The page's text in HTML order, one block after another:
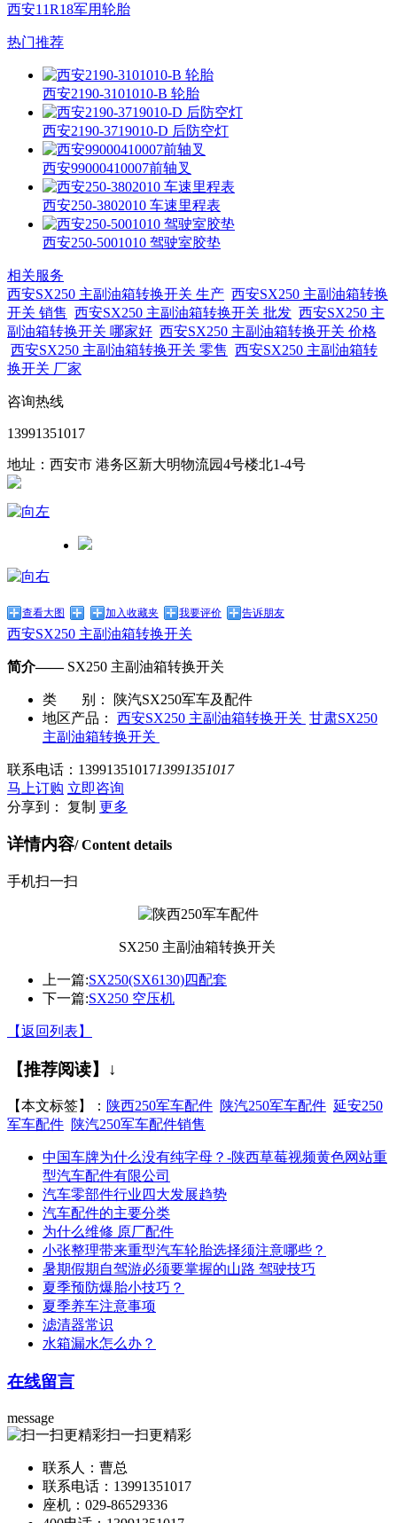
西安11R18军用轮胎
热门推荐
西安2190-3101010-B 轮胎
西安2190-3719010-D 后防空灯
西安99000410007前轴叉
西安250-3802010 车速里程表
西安250-5001010 驾驶室胶垫
相关服务
西安SX250 主副油箱转换开关 生产 西安SX250 主副油箱转换
开关 销售 西安SX250 主副油箱转换开关 批发 西安SX250 主
副油箱转换开关 哪家好 西安SX250 主副油箱转换开关 价格
西安SX250 主副油箱转换开关 零售 西安SX250 主副油箱转
换开关 厂家
咨询热线
13991351017
地址：西安市 港务区新大明物流园4号楼北1-4号
查看大图 加入收藏夹 我要评价 告诉朋友
西安SX250 主副油箱转换开关
简介——SX250 主副油箱转换开关
类 别：
陕汽SX250军车及配件
地区产品：
西安SX250 主副油箱转换开关 甘肃SX250
主副油箱转换开关
联系电话： 1399135101713991351017
马上订购 立即咨询
分享到：
复制 更多
详情内容/ Content details
手机扫一扫
SX250 主副油箱转换开关
上一篇:SX250(SX6130)四配套
下一篇:SX250 空压机
【返回列表】
【推荐阅读】↓
【本文标签】： 陕西250军车配件 陕汽250军车配件 延安250
军车配件 陕汽250军车配件销售
中国车牌为什么没有纯字母？-陕西草莓视频黄色网站重
型汽车配件有限公司
汽车零部件行业四大发展趋势
汽车配件的主要分类
为什么维修 原厂配件
小张整理带来重型汽车轮胎选择须注意哪些？
暑期假期自驾游必须要掌握的山路 驾驶技巧
夏季预防爆胎小技巧？
夏季养车注意事项
滤清器常识
水箱漏水怎么办？
在线留言
message
扫一扫更精彩
联系人：曹总
联系电话：13991351017
座机：029-86529336